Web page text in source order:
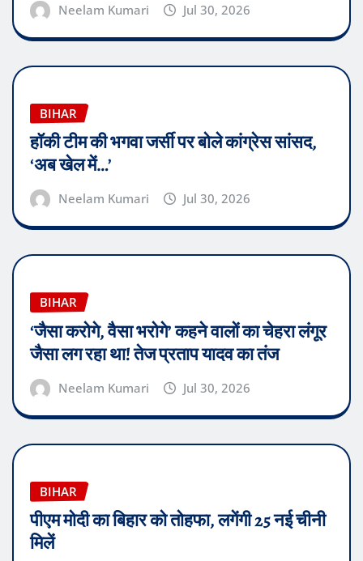
Neelam Kumari Jul 30, 2026
BIHAR
हॉकी टीम की भगवा जर्सी पर बोले कांग्रेस सांसद,
‘अब खेल में…’
Neelam Kumari Jul 30, 2026
BIHAR
‘जैसा करोगे, वैसा भरोगे’ कहने वालों का चेहरा लंगूर
जैसा लग रहा था! तेज प्रताप यादव का तंज
Neelam Kumari Jul 30, 2026
BIHAR
पीएम मोदी का बिहार को तोहफा, लगेंगी 25 नई चीनी
मिलें